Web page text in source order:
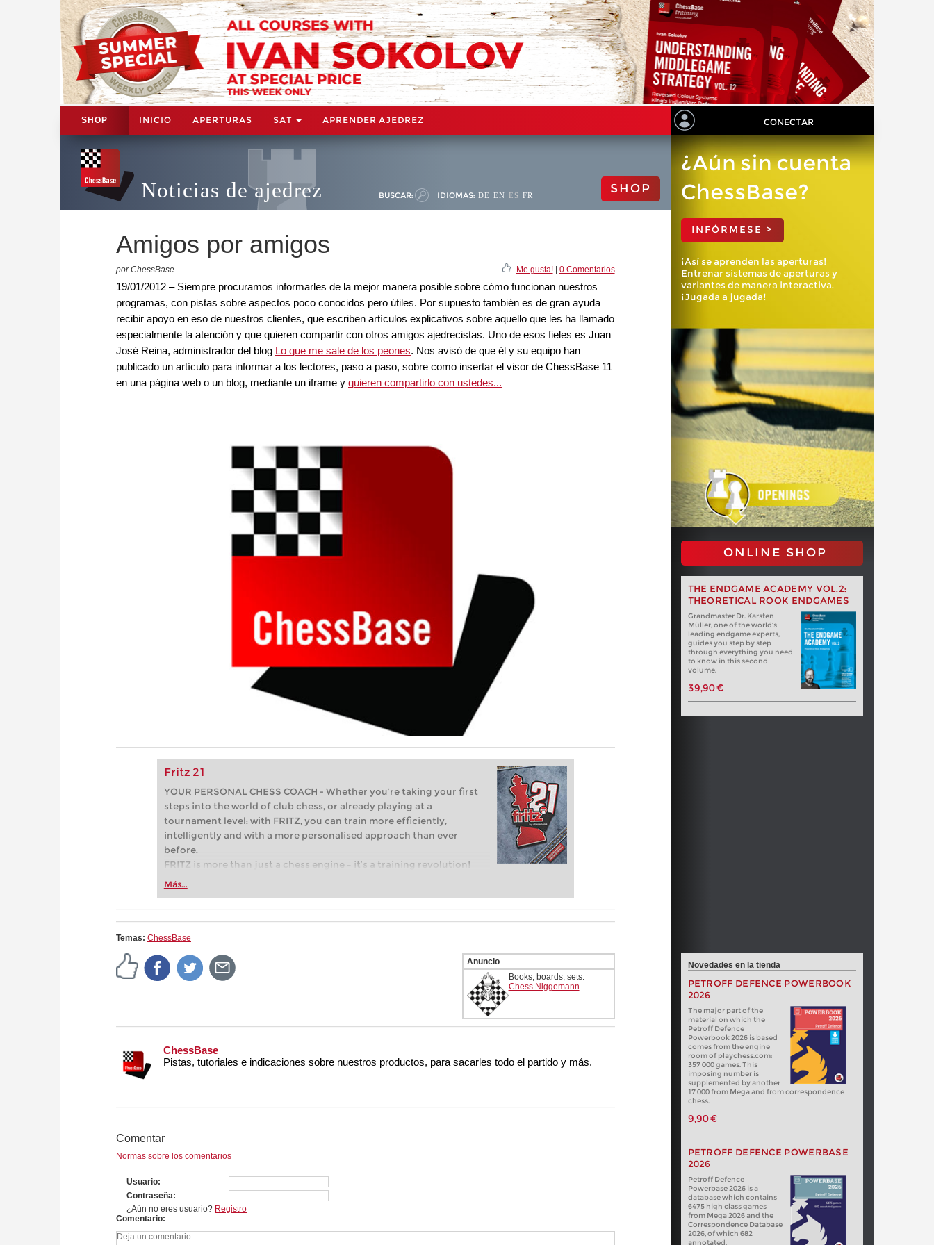
SHOP INICIO APERTURAS SAT APRENDER AJEDREZ CONECTAR
Noticias de ajedrez BUSCAR: IDIOMAS: DE EN ES FR SHOP
Amigos por amigos
por ChessBase Me gusta!| 0 Comentarios
19/01/2012 – Siempre procuramos informarles de la mejor manera posible sobre cómo funcionan nuestros
programas, con pistas sobre aspectos poco conocidos pero útiles. Por supuesto también es de gran ayuda
recibir apoyo en eso de nuestros clientes, que escriben artículos explicativos sobre aquello que les ha llamado
especialmente la atención y que quieren compartir con otros amigos ajedrecistas. Uno de esos fieles es Juan
José Reina, administrador del blog Lo que me sale de los peones. Nos avisó de que él y su equipo han
publicado un artículo para informar a los lectores, paso a paso, sobre como insertar el visor de ChessBase 11
en una página web o un blog, mediante un iframe y quieren compartirlo con ustedes...
Fritz 21
YOUR PERSONAL CHESS COACH - Whether you’re taking your first
steps into the world of club chess, or already playing at a
tournament level: with FRITZ, you can train more efficiently,
intelligently and with a more personalised approach than ever
before.
FRITZ is more than just a chess engine – it’s a training revolution!
Whether you’re taking your first steps into the world of club chess,
more efficiently, intelligently and with a more personalised
approach than ever before.
Más...
¿Aún sin cuenta
ChessBase?
INFÓRMESE >
¡Así se aprenden las aperturas!
Entrenar sistemas de aperturas y
variantes de manera interactiva.
¡Jugada a jugada!
ONLINE SHOP
THE ENDGAME ACADEMY VOL.2:
THEORETICAL ROOK ENDGAMES
Grandmaster Dr. Karsten
Müller, one of the world’s
leading endgame experts,
guides you step by step
through everything you need
to know in this second
volume.
39,90 €
Temas: ChessBase
Anuncio
Books, boards, sets:
Chess Niggemann
ChessBase
Pistas, tutoriales e indicaciones sobre nuestros productos, para sacarles todo el partido y más.
Comentar
Normas sobre los comentarios
Usuario
Contraseña
¿Aún no eres usuario? Registro
Comentario
Novedades en la tienda
PETROFF DEFENCE POWERBOOK
2026
The major part of the
material on which the
Petroff Defence
Powerbook 2026 is based
comes from the engine
room of playchess.com:
357 000 games. This
imposing number is
supplemented by another
17 000 from Mega and from correspondence
chess.
9,90 €
PETROFF DEFENCE POWERBASE
2026
Petroff Defence
Powerbase 2026 is a
database which contains
6475 high class games
from Mega 2026 and the
Correspondence Database
2026, of which 682
annotated.